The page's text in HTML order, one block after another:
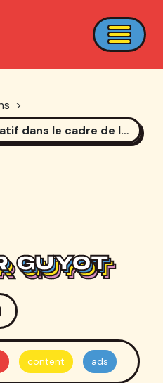
>
Comment rester créatif dans le cadre de la Loi Evin ?
GUYOT
GUYOT
GUYOT
GUYOT
content ads